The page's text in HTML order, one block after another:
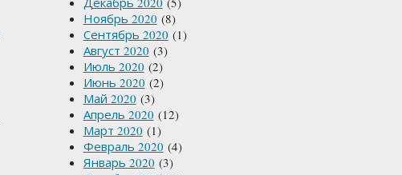
Ноябрь 2020 (8)
Сентябрь 2020 (1)
Август 2020 (3)
Июль 2020 (2)
Июнь 2020 (2)
Май 2020 (3)
Апрель 2020 (12)
Март 2020 (1)
Февраль 2020 (4)
Январь 2020 (3)